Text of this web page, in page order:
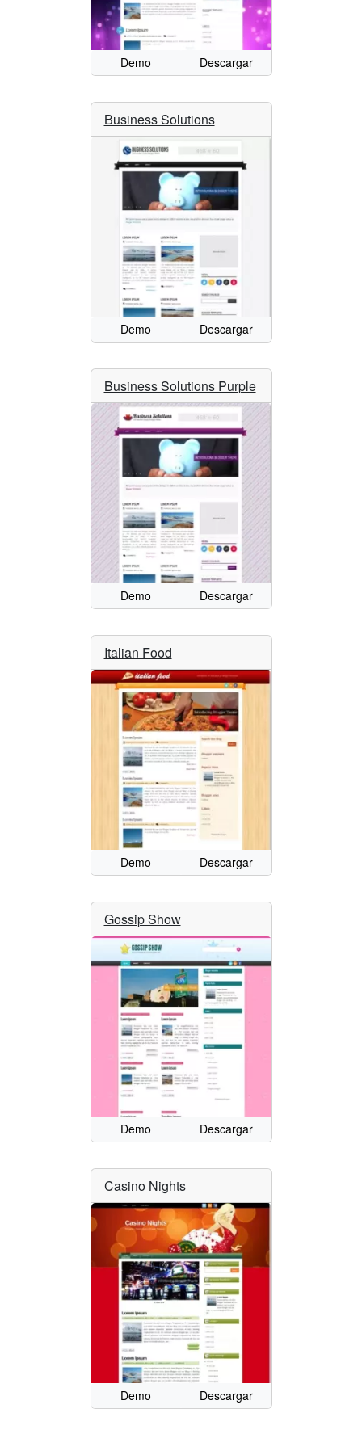
Demo Descargar
Business Solutions
Demo Descargar
Business Solutions Purple
Demo Descargar
Italian Food
Demo Descargar
Gossip Show
Demo Descargar
Casino Nights
Demo Descargar